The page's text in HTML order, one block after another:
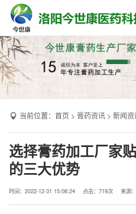
当前位置： 首页 > 膏药资讯 > 新闻资
选择膏药加工厂家
的三大优势
时间：2022-12-31 15:08:24 点击： 719次 来源